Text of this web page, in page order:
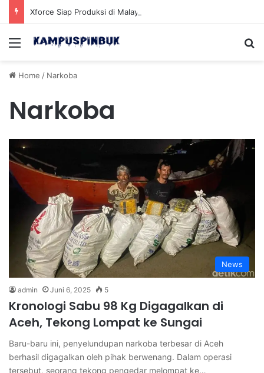
Menu
Home / Narkoba
Narkoba
News
admin Juni 6, 2025 5
Kronologi Sabu 98 Kg Digagalkan di
Aceh, Tekong Lompat ke Sungai
Baru-baru ini, penyelundupan narkoba terbesar di Aceh
berhasil digagalkan oleh pihak berwenang. Dalam operasi
tersebut, seorang tekong pengedar melompat ke…